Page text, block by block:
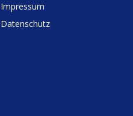
Impressum
Daten­schutz